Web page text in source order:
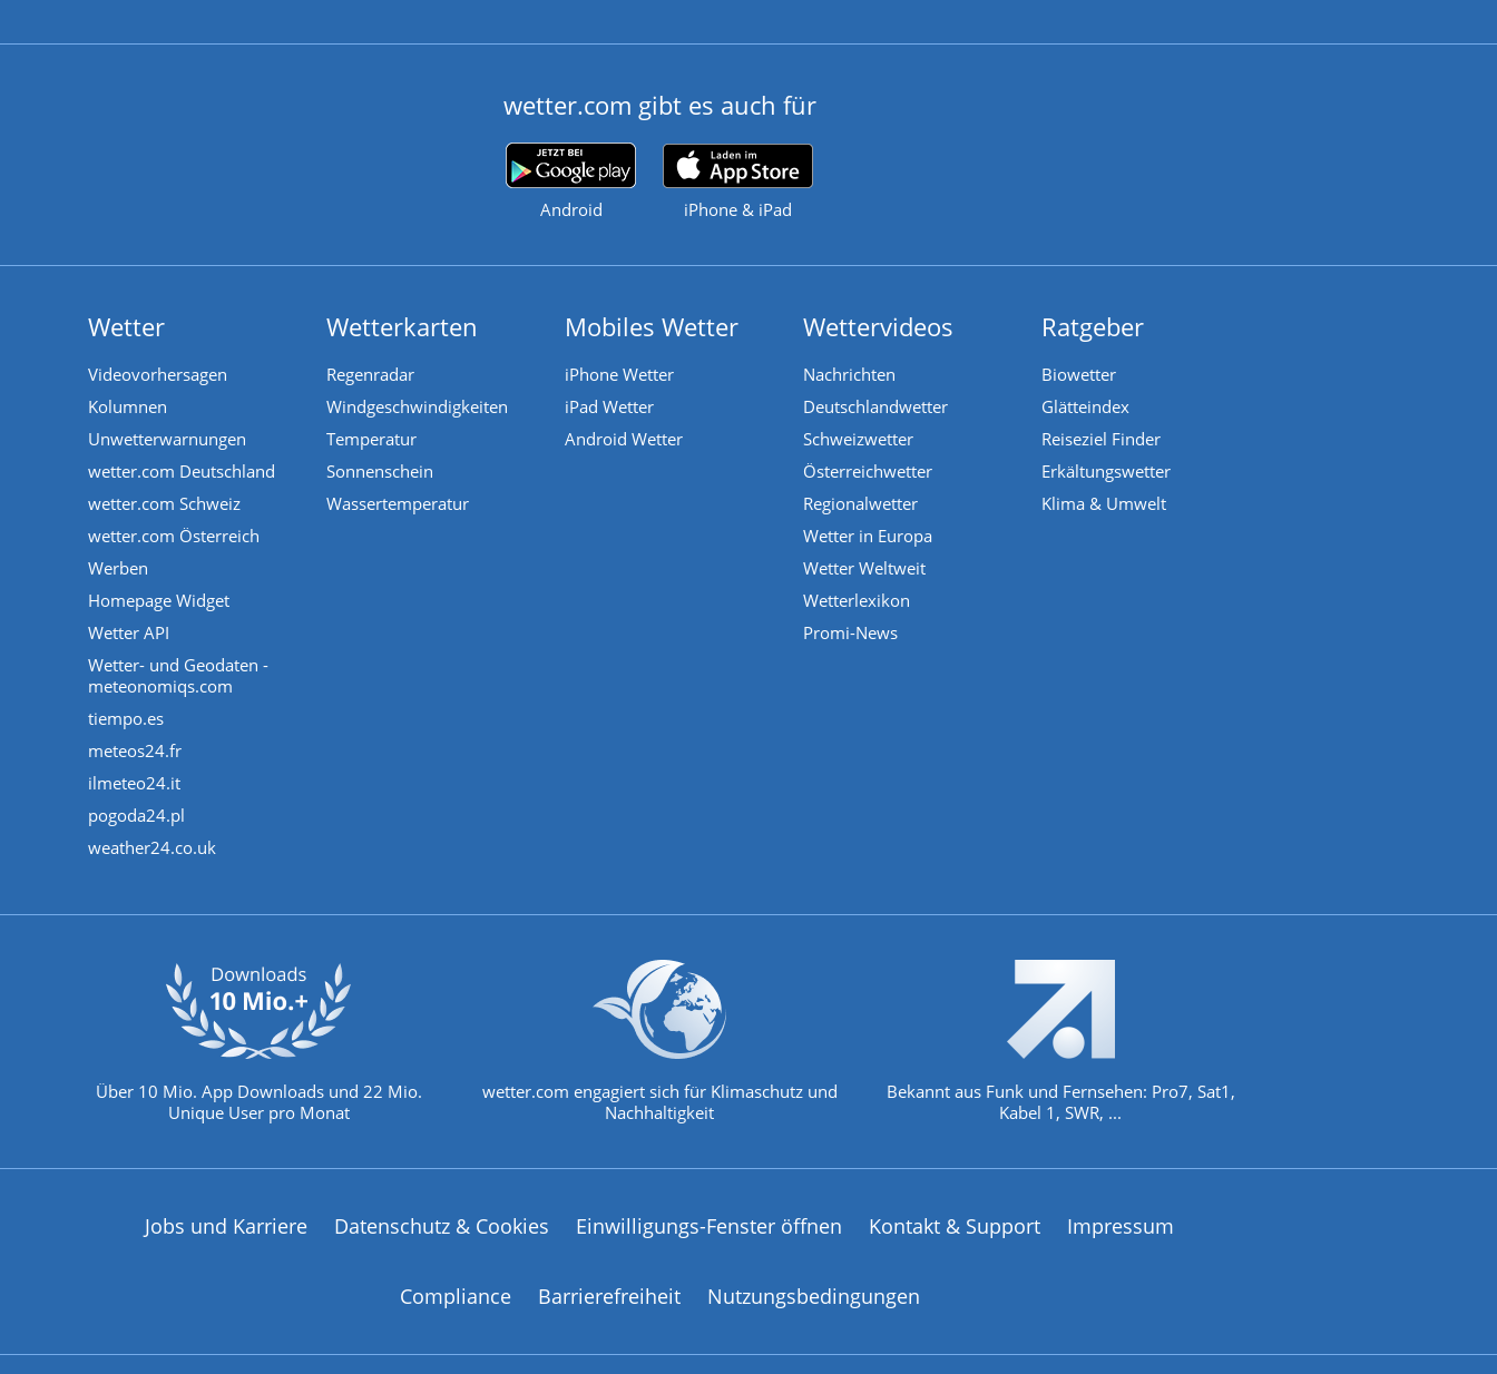
wetter.com gibt es auch für
Android iPhone & iPad
Wetter
Videovorhersagen
Kolumnen
Unwetterwarnungen
wetter.com Deutschland
wetter.com Schweiz
wetter.com Österreich
Werben
Homepage Widget
Wetter API
Wetter- und Geodaten -
meteonomiqs.com
tiempo.es
meteos24.fr
ilmeteo24.it
pogoda24.pl
weather24.co.uk
Wetterkarten
Regenradar
Windgeschwindigkeiten
Temperatur
Sonnenschein
Wassertemperatur
Mobiles Wetter
iPhone Wetter
iPad Wetter
Android Wetter
Wettervideos
Nachrichten
Deutschlandwetter
Schweizwetter
Österreichwetter
Regionalwetter
Wetter in Europa
Wetter Weltweit
Wetterlexikon
Promi-News
Ratgeber
Biowetter
Glätteindex
Reiseziel Finder
Erkältungswetter
Klima & Umwelt
Über 10 Mio. App Downloads und 22 Mio.
Unique User pro Monat
wetter.com engagiert sich für Klimaschutz und
Nachhaltigkeit
Bekannt aus Funk und Fernsehen: Pro7, Sat1,
Kabel 1, SWR, ...
Jobs und Karriere Datenschutz & Cookies Einwilligungs-Fenster öffnen Kontakt & Support Impressum
Compliance Barrierefreiheit Nutzungsbedingungen